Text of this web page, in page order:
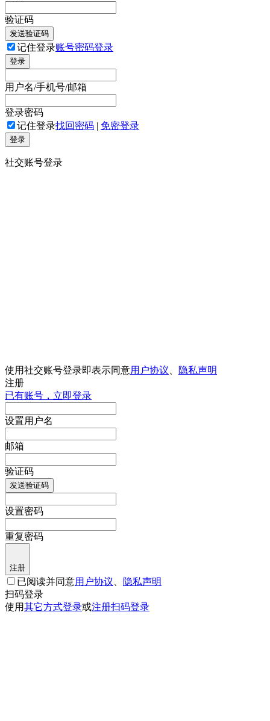
验证码
发送验证码
记住登录账号密码登录
登录
用户名/手机号/邮箱
登录密码
记住登录找回密码 | 免密登录
登录
社交账号登录
使用社交账号登录即表示同意用户协议
隐私声明
注册
已有账号，立即登录
设置用户名
邮箱
验证码
发送验证码
设置密码
重复密码
注册
已阅读并同意用户协议
隐私声明
扫码登录
使用其它方式登录或注册扫码登录